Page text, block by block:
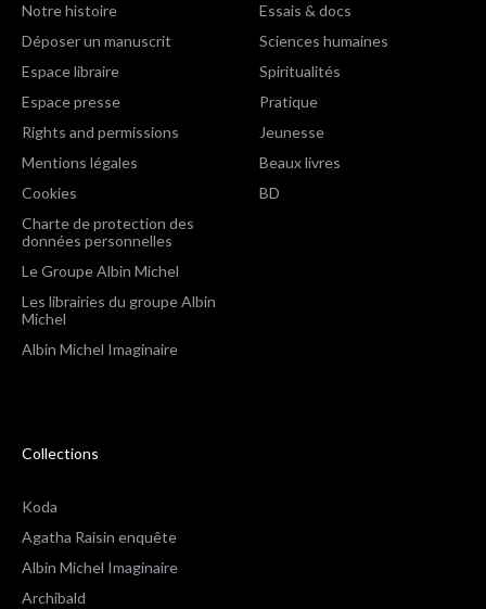
Notre histoire
Déposer un manuscrit
Espace libraire
Espace presse
Rights and permissions
Mentions légales
Cookies
Charte de protection des
données personnelles
Le Groupe Albin Michel
Les librairies du groupe Albin
Michel
Albin Michel Imaginaire
Essais & docs
Sciences humaines
Spiritualités
Pratique
Jeunesse
Beaux livres
BD
Collections
Koda
Agatha Raisin enquête
Albin Michel Imaginaire
Archibald